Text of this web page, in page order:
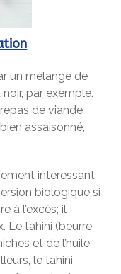
un mélange de
par exemple.
de viande
assaisonné,
intéressant
biologique si
à l’excès; il
Le tahini (beurre
et de l’huile
le tahini